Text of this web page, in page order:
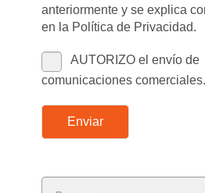
anteriormente y se explica
en la Política de Privacidad.
AUTORIZO el envío de
comunicaciones comerciales.
Enviar
Buscar: